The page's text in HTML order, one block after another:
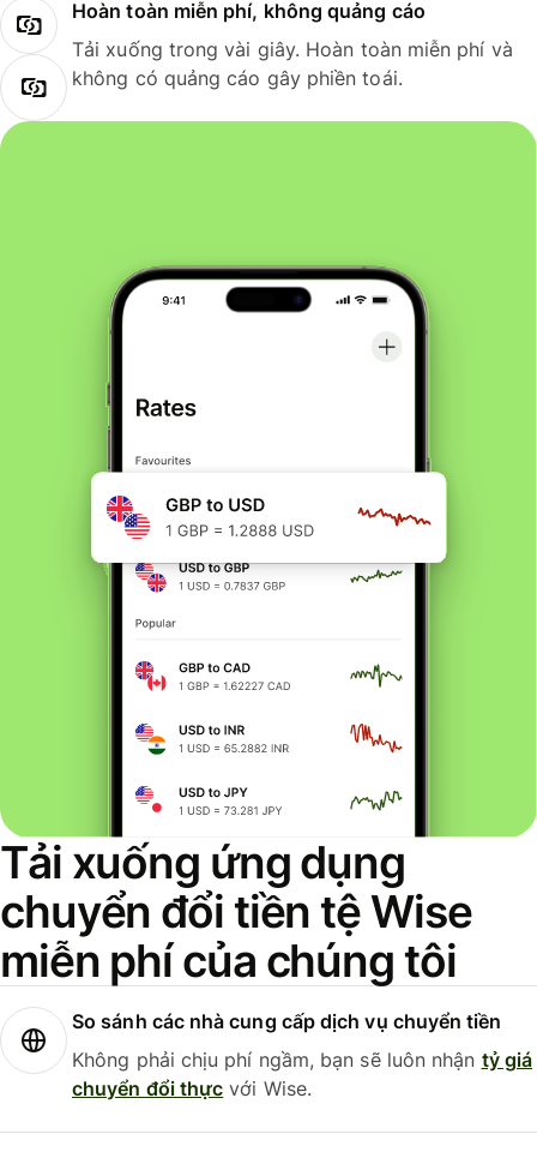
Hoàn toàn miễn phí, không quảng cáo
Tải xuống trong vài giây. Hoàn toàn miễn phí và
không có quảng cáo gây phiền toái.
Tải xuống ứng dụng
chuyển đổi tiền tệ Wise
miễn phí của chúng tôi
So sánh các nhà cung cấp dịch vụ chuyển tiền
Không phải chịu phí ngầm, bạn sẽ luôn nhận tỷ giá
chuyển đổi thực với Wise.